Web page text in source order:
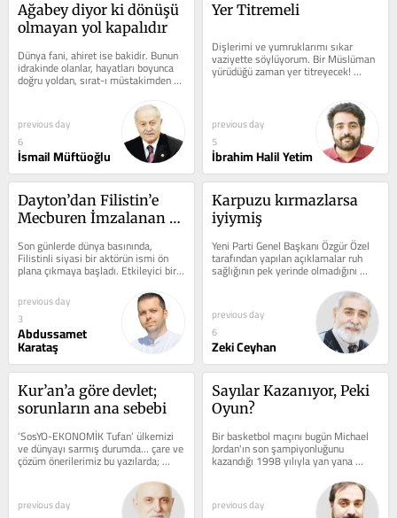
Ağabey diyor ki dönüşü
olmayan yol kapalıdır
Dünya fani, ahiret ise bakidir. Bunun
idrakinde olanlar, hayatları boyunca
doğru yoldan, sırat-ı müstakimden
asla ayrılmazlar. Buna mukabil...
previous day
6
İsmail Müftüoğlu
Yer Titremeli
Dişlerimi ve yumruklarımı sıkar
vaziyette söylüyorum. Bir Müslüman
yürüdüğü zaman yer titreyecek!
Gözleri kamaşacak bakanların…...
previous day
5
İbrahim Halil Yetim
Dayton’dan Filistin’e
Mecburen İmzalanan
Son günlerde dünya basınında,
Filistinli siyasi bir aktörün ismi ön
plana çıkmaya başladı. Etkileyici bir
üsluba sahip heyecanlı bir...
previous day
3
Abdussamet
Karataş
Karpuzu kırmazlarsa
iyiymiş
Yeni Parti Genel Başkanı Özgür Özel
tarafından yapılan açıklamalar ruh
sağlığının pek yerinde olmadığını
gösteriyor. Özgür...
previous day
6
Zeki Ceyhan
Kur’an’a göre devlet;
sorunların ana sebebi
‘SosYO-EKONOMİK Tufan’ ülkemizi
ve dünyayı sarmış durumda… çare ve
çözüm önerilerimiz bu yazılarda;
uygulanmayı bekliyor… Önceki...
previous day
Sayılar Kazanıyor, Peki
Oyun?
Bir basketbol maçını bugün Michael
Jordan'ın son şampiyonluğunu
kazandığı 1998 yılıyla yan yana
koysanız, aynı sporun...
previous day